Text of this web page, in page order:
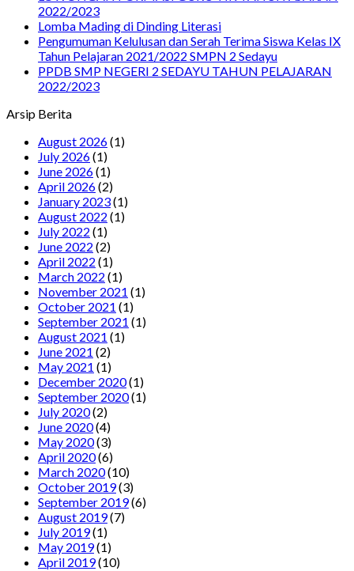
2022/2023
Lomba Mading di Dinding Literasi
Pengumuman Kelulusan dan Serah Terima Siswa Kelas IX
Tahun Pelajaran 2021/2022 SMPN 2 Sedayu
PPDB SMP NEGERI 2 SEDAYU TAHUN PELAJARAN
2022/2023
Arsip Berita
August 2026(1)
July 2026(1)
June 2026(1)
April 2026(2)
January 2023(1)
August 2022 (1)
July 2022 (1)
June 2022 (2)
April 2022 (1)
March 2022 (1)
November 2021 (1)
October 2021 (1)
September 2021 (1)
August 2021 (1)
June 2021 (2)
May 2021 (1)
December 2020(1)
September 2020(1)
July 2020(2)
June 2020(4)
May 2020(3)
April 2020(6)
March 2020(10)
October 2019(3)
September 2019(6)
August 2019(7)
July 2019(1)
May 2019(1)
April 2019(10)